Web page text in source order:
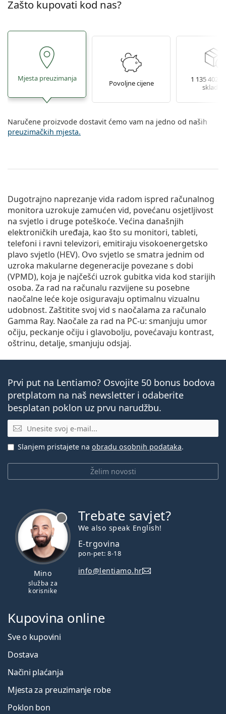
Zašto kupovati kod nas?
Mjesta preuzimanja
Povoljne cijene
1 135 402
Naručene proizvode dostavit ćemo vam na jedno od naših
preuzimačkih mjesta.
Dugotrajno naprezanje vida radom ispred računalnog
monitora uzrokuje zamućen vid, povećanu osjetljivost
na svjetlo i druge poteškoće. Većina današnjih
elektroničkih uređaja, kao što su monitori, tableti,
telefoni i ravni televizori, emitiraju visokoenergetsko
plavo svjetlo (HEV). Ovo svjetlo se smatra jednim od
uzroka makularne degeneracije povezane s dobi
(VPMD), koja je najčešći uzrok gubitka vida kod starijih
osoba. Za rad na računalu razvijene su posebne
naočalne leće koje osiguravaju optimalnu vizualnu
udobnost. Zaštitite svoj vid s naočalama za računalo
Gamma Ray. Naočale za rad na PC-u: smanjuju umor
očiju, peckanje očiju i glavobolju, povećavaju kontrast,
oštrinu, detalje, smanjuju odsjaj.
Prvi put na Lentiamo? Osvojite 50 bonus bodova
pretplatom na naš newsletter i odaberite
besplatan poklon uz prvu narudžbu.
E-mail
Želim novosti
Slanjem pristajete na obradu osobnih podataka.
Mino
služba za
korisnike
Trebate savjet?
We also speak English!
E-trgovina
pon-pet: 8-18
info@lentiamo.hr
Kupovina online
Sve o kupovini
Dostava
Načini plaćanja
Mjesta za preuzimanje robe
Poklon bon